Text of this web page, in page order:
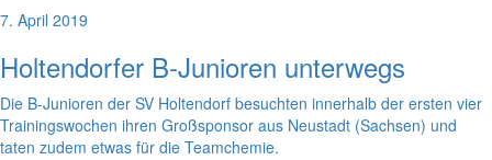
7. April 2019
Holtendorfer B-Junioren unterwegs
Die B-Junioren der SV Holtendorf besuchten innerhalb der ersten vier
Trainingswochen ihren Großsponsor aus Neustadt (Sachsen) und
taten zudem etwas für die Teamchemie.